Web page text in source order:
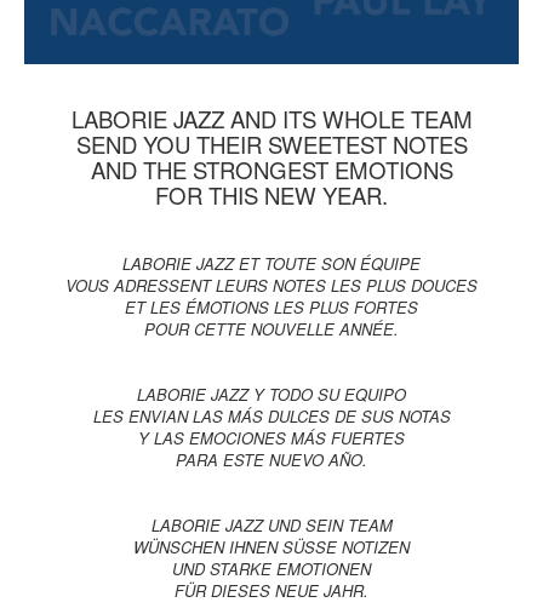
LABORIE JAZZ AND ITS WHOLE TEAM
SEND YOU THEIR SWEETEST NOTES
AND THE STRONGEST EMOTIONS
FOR THIS NEW YEAR.
LABORIE JAZZ ET TOUTE SON ÉQUIPE
VOUS ADRESSENT LEURS NOTES LES PLUS DOUCES
ET LES ÉMOTIONS LES PLUS FORTES
POUR CETTE NOUVELLE ANNÉE.
LABORIE JAZZ Y TODO SU EQUIPO
LES ENVIAN LAS MÁS DULCES DE SUS NOTAS
Y LAS EMOCIONES MÁS FUERTES
PARA ESTE NUEVO AÑO.
LABORIE JAZZ UND SEIN TEAM
WÜNSCHEN IHNEN SÜSSE NOTIZEN
UND STARKE EMOTIONEN
FÜR DIESES NEUE JAHR.